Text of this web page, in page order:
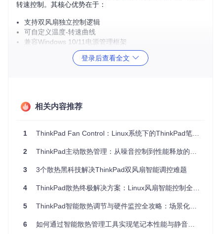
转速控制。其核心优势在于：
支持双风扇独立控制逻辑
可自定义温度-转速曲线
兼容Windows 10/11电源管理框架
提供BIOS协同与完全手动两种控制模式
基础参数配置：
; 高频采样(200ms)提升响应速度但增加CPU占用
SensorPollingInterval= 500
; 风扇转速平滑系数(0-100)
SmoothingFactor=60
⚠️注意事项
配置文件修改前请创建备份副本
登录后查看全文
相关内容推荐
1 ThinkPad Fan Control：Linux系统下的ThinkPad笔记本风扇智能调节开源工具
2 ThinkPad主动散热管理：从噪音控制到性能释放的智能方案
3 3个散热黑科技解决ThinkPad双风扇智能调控难题
4 ThinkPad散热终极解决方案：Linux风扇智能控制全方位指南
5 ThinkPad智能散热调节与硬件监控全攻略：场景化配置指南与故障诊断技巧
6 如何通过智能散热管理工具实现笔记本性能与静音的动态平衡？